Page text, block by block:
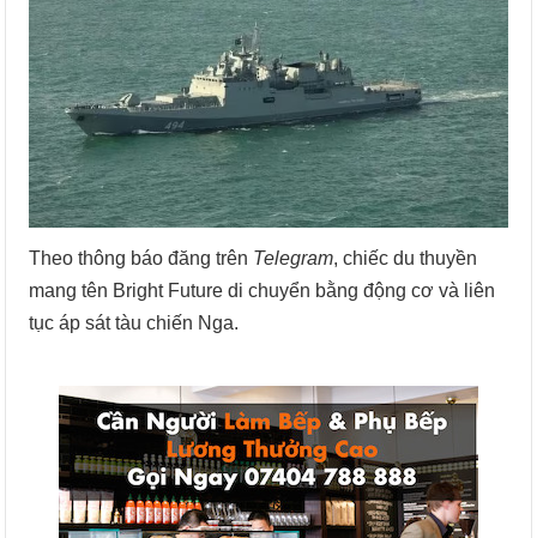
Theo thông báo đăng trên Telegram, chiếc du thuyền
mang tên Bright Future di chuyển bằng động cơ và liên
tục áp sát tàu chiến Nga.